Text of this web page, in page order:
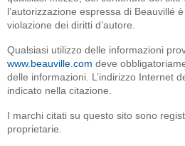
l’autorizzazione espressa di Beauvillé
violazione dei diritti d’autore.
Qualsiasi utilizzo delle informazioni
www.beauville.com deve
delle informazioni. L’indirizzo Internet
indicato nella citazione.
I marchi citati su questo sito sono
proprietarie.